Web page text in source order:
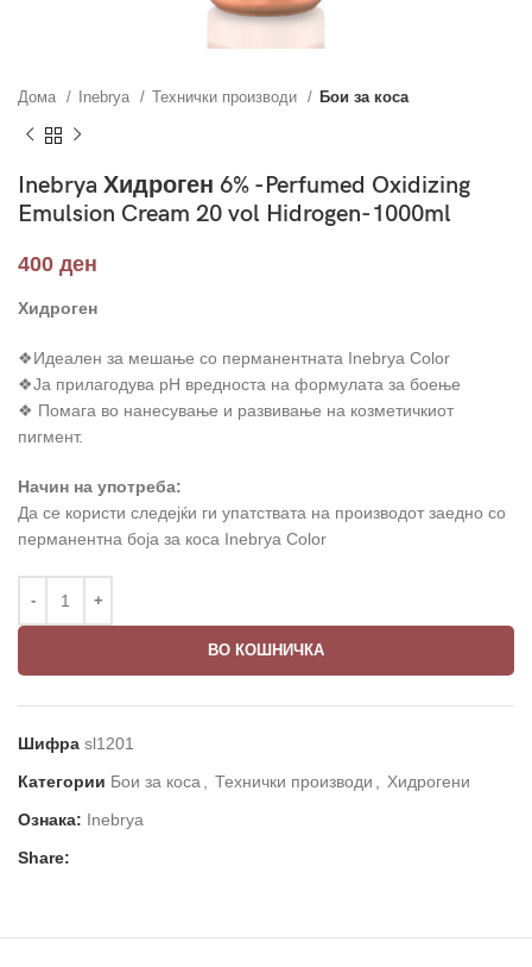
Дома Inebrya Технички производи Бои за коса
Inebrya Хидроген 6% -Perfumed Oxidizing
Emulsion Cream 20 vol Hidrogen-1000ml
400 ден
Хидроген
❖Идеален за мешање со перманентната Inebrya Color
❖Ја прилагодува pH вредноста на формулата за боење
❖ Помага во нанесување и развивање на козметичкиот
пигмент.
Начин на употреба:
Да се користи следејќи ги упатствата на производот заедно со
перманентна боја за коса Inebrya Color
ВО КОШНИЧКА
Шифра sl1201
Категории Бои за коса Технички производи
Хидрогени
Ознака: Inebrya
Share: